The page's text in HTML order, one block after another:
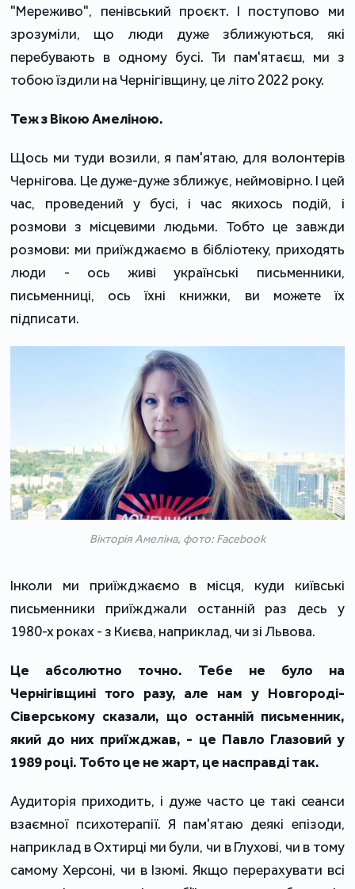
"Мереживо", пенівський проєкт. І поступово ми
зрозуміли, що люди дуже зближуються, які
перебувають в одному бусі. Ти пам'ятаєш, ми з
тобою їздили на Чернігівщину, це літо 2022 року.
Теж з Вікою Амеліною.
Щось ми туди возили, я пам'ятаю, для волонтерів
Чернігова. Це дуже-дуже зближує, неймовірно. І цей
час, проведений у бусі, і час якихось подій, і
розмови з місцевими людьми. Тобто це завжди
розмови: ми приїжджаємо в бібліотеку, приходять
люди - ось живі українські письменники,
письменниці, ось їхні книжки, ви можете їх
підписати.
Вікторія Амеліна, фото: Facebook
Інколи ми приїжджаємо в місця, куди київські
письменники приїжджали останній раз десь у
1980-х роках - з Києва, наприклад, чи зі Львова.
Це абсолютно точно. Тебе не було на
Чернігівщині того разу, але нам у Новгороді-
Сіверському сказали, що останній письменник,
який до них приїжджав, - це Павло Глазовий у
1989 році. Тобто це не жарт, це насправді так.
Аудиторія приходить, і дуже часто це такі сеанси
взаємної психотерапії. Я пам'ятаю деякі епізоди,
наприклад в Охтирці ми були, чи в Глухові, чи в тому
самому Херсоні, чи в Ізюмі. Якщо перерахувати всі